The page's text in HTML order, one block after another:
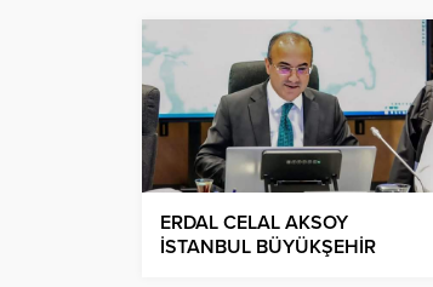
ERDAL CELAL AKSOY
İSTANBUL BÜYÜKŞEHİR